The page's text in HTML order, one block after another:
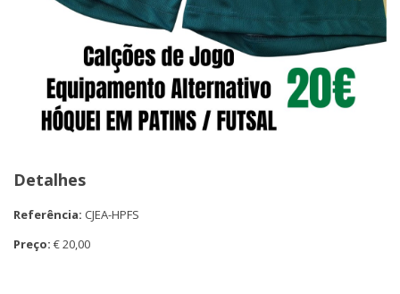
Detalhes
Referência: CJEA-HPFS
Preço: € 20,00